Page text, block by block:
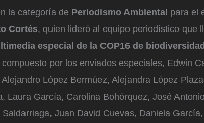
la categoría de Periodismo Ambiental para el
Cortés, quien lideró al equipo periodístico que
especial de la COP16 de
por los enviados especiales, Edwin
López Bermúez, Alejandra López
Laura García, Carolina Bohórquez, José
Juan David Cuevas, Daniela